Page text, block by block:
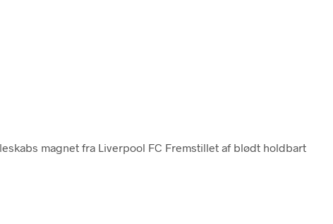
magnet fra Liverpool FC Fremstillet af blødt holdbart